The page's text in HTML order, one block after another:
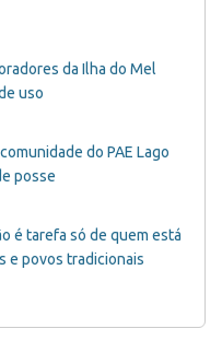
da Ilha do Mel
uso
do PAE Lago
posse
é tarefa só de quem está
e povos tradicionais